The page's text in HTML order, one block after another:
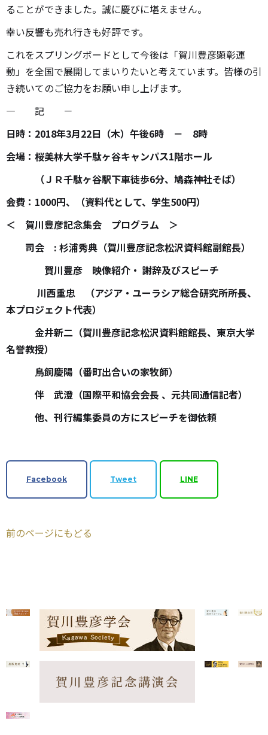
ることができました。誠に慶びに堪えません。
幸い反響も売れ行きも好評です。
これをスプリングボードとして今後は「賀川豊彦顕彰運
動」を全国で展開してまいりたいと考えています。皆様の引
き続いてのご協力をお願い申し上げます。
― 記 －
日時：2018年3月22日（木）午後6時 － 8時
会場：桜美林大学千駄ヶ谷キャンパス1階ホール
（ＪＲ千駄ヶ谷駅下車徒歩6分、鳩森神社そば）
会費：1000円、（資料代として、学生500円）
＜ 賀川豊彦記念集会 プログラム ＞
司会 : 杉浦秀典（賀川豊彦記念松沢資料館副館長）
賀川豊彦 映像紹介・ 謝辞及びスピーチ
川西重忠 （アジア・ユーラシア総合研究所所長、
本プロジェクト代表）
金井新二（賀川豊彦記念松沢資料館館長、東京大学
名誉教授）
鳥飼慶陽（番町出合いの家牧師）
伴 武澄（国際平和協会会長 、元共同通信記者）
他、刊行編集委員の方にスピーチを御依頼
Facebook Tweet LINE
前のページにもどる
賀川豊彦記念講演会